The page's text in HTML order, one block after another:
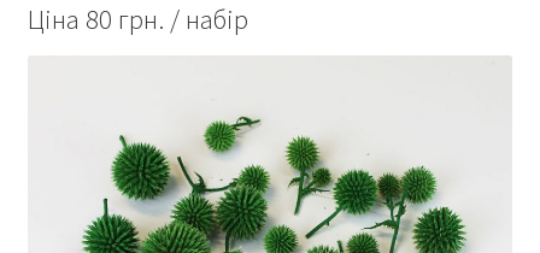
Ціна 80 грн. / набір